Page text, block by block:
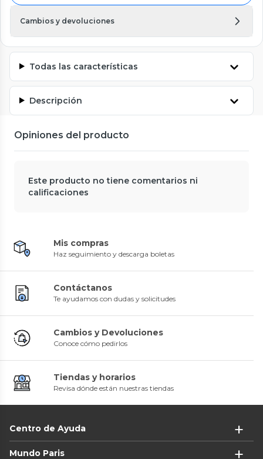
Cambios y devoluciones
Todas las características
Descripción
Opiniones del producto
Este producto no tiene comentarios ni
calificaciones
Mis compras
Haz seguimiento y descarga boletas
Contáctanos
Te ayudamos con dudas y solicitudes
Cambios y Devoluciones
Conoce cómo pedirlos
Tiendas y horarios
Revisa dónde están nuestras tiendas
Centro de Ayuda
Mundo Paris